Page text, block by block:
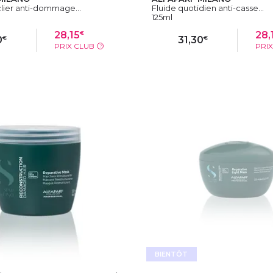
anti-dommage...
€ 28,15€
PRIX CLUB ?
Fluide quotidien anti-casse...
125ml
31,30€
BIENTÔT